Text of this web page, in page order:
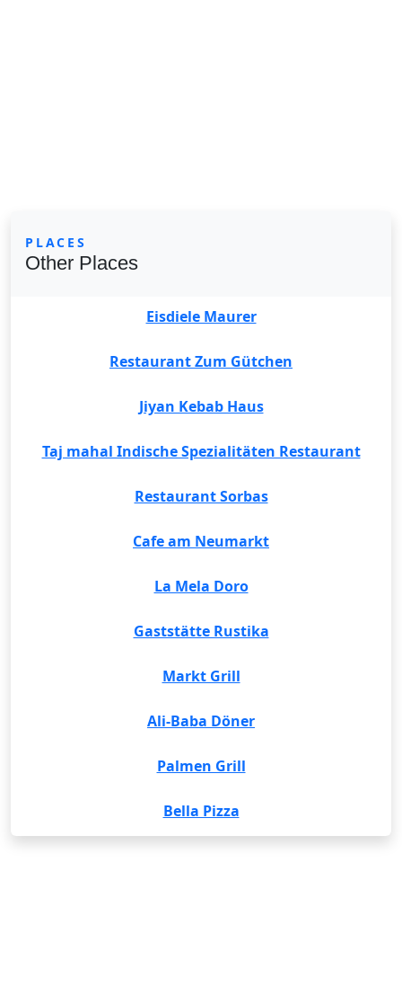
PLACES
Other Places
Eisdiele Maurer
Restaurant Zum Gütchen
Jiyan Kebab Haus
Taj mahal Indische Spezialitäten Restaurant
Restaurant Sorbas
Cafe am Neumarkt
La Mela Doro
Gaststätte Rustika
Markt Grill
Ali-Baba Döner
Palmen Grill
Bella Pizza